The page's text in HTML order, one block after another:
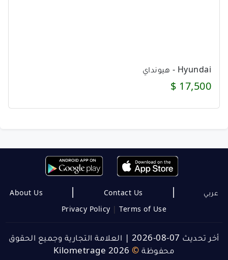
Hyundai - هيونداي
17,500 $
عربي |
About Us |
Contact Us
Privacy Policy |Terms of Use
أخر تحديث 07-08-2026 | العلامة التجارية وجميع الحقوق
محفوظة ©
Kilometrage 2026